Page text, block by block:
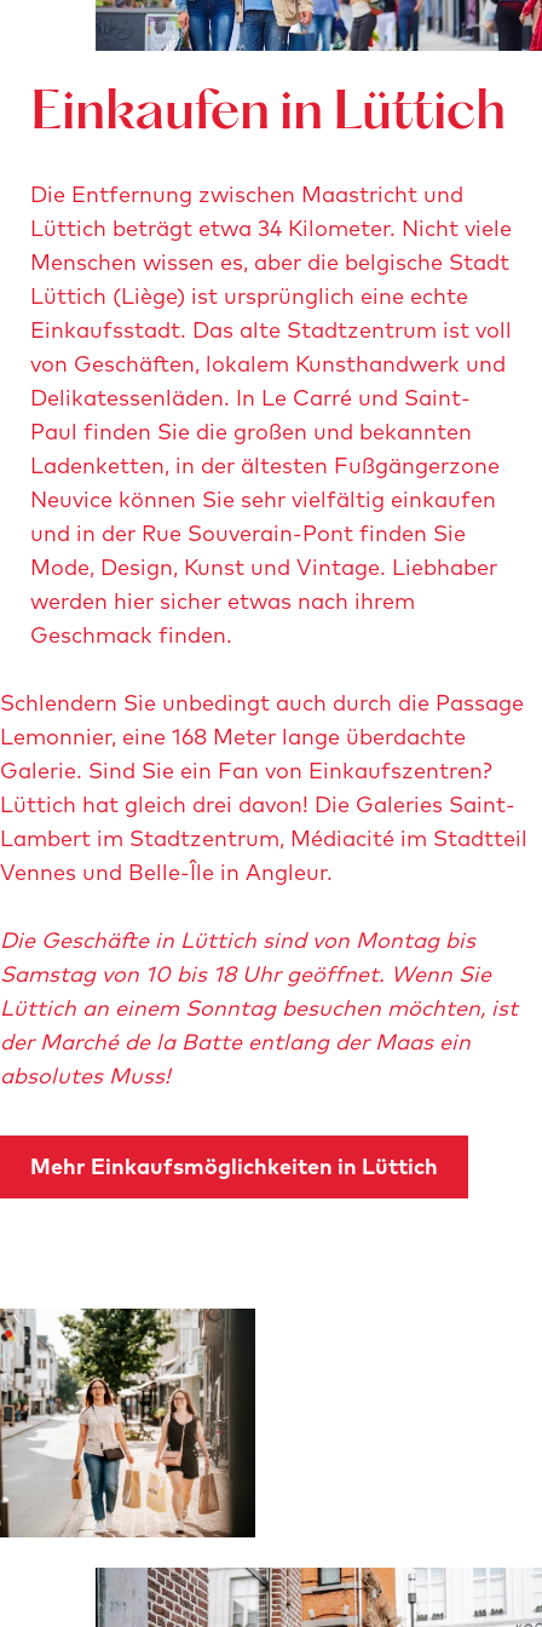
a
©
m
a
a
s
m
e
c
h
e
e
n
-
i
l
l
a
g
e
Einkaufen in Lüttich
Die Entfernung zwischen Maastricht und
Lüttich beträgt etwa 34 Kilometer. Nicht viele
Menschen wissen es, aber die belgische Stadt
Lüttich (Liège) ist ursprünglich eine echte
Einkaufsstadt. Das alte Stadtzentrum ist voll
von Geschäften, lokalem Kunsthandwerk und
Delikatessenläden. In Le Carré und Saint-
Paul finden Sie die großen und bekannten
Ladenketten, in der ältesten Fußgängerzone
Neuvice können Sie sehr vielfältig einkaufen
und in der Rue Souverain-Pont finden Sie
Mode, Design, Kunst und Vintage. Liebhaber
werden hier sicher etwas nach ihrem
Geschmack finden.
Schlendern Sie unbedingt auch durch die Passage
Lemonnier, eine 168 Meter lange überdachte
Galerie. Sind Sie ein Fan von Einkaufszentren?
Lüttich hat gleich drei davon! Die Galeries Saint-
Lambert im Stadtzentrum, Médiacité im Stadtteil
Vennes und Belle-Île in Angleur.
Die Geschäfte in Lüttich sind von Montag bis
Samstag von 10 bis 18 Uhr geöffnet. Wenn Sie
Lüttich an einem Sonntag besuchen möchten, ist
der Marché de la Batte entlang der Maas ein
absolutes Muss!
Mehr Einkaufsmöglichkeiten in Lüttich